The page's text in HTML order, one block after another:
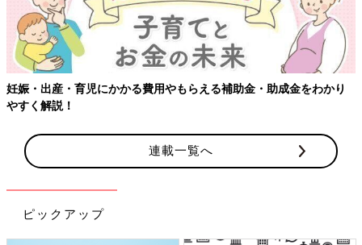
・ワイン グラス1杯
・ウイスキー ダブル1杯
目安量を踏まえて、飲みすぎないよう注意しましょう。（※5）
内臓脂肪と尿酸の関係
肪は尿酸の生成を促進する作用と、尿酸の排出を阻害する作用が
報告されています。（※6）
ツ・時」というのはエネルギー消費量の単位で、1時間に消費す
るエネルギー量を示します）の有酸素運動が必要です。具体的に
成金をわかり
連載一覧へ
ピックアップ